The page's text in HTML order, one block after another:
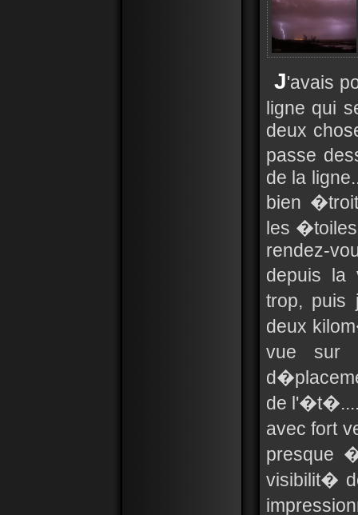
J'avais
ligne qui
deux
passe
de la
bien
les
rendez-
depuis
trop, puis
deux
vue sur
de
avec fort
presque
visibilit�